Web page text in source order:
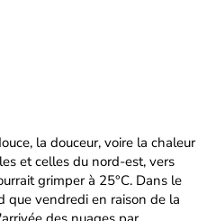
la douceur, voire la chaleur
et celles du nord-est, vers
grimper à 25°C. Dans le
que vendredi en raison de la